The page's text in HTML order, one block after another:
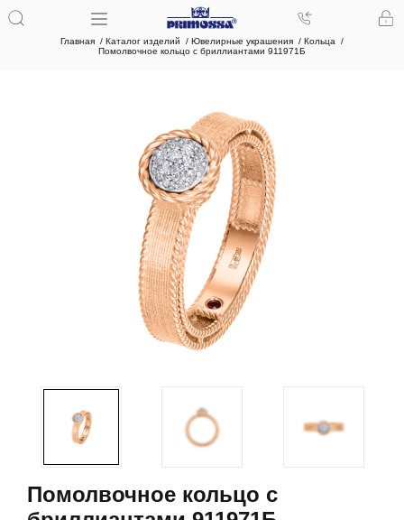
Главная Каталог изделий Ювелирные украшения
Кольца
Помолвочное кольцо с бриллиантами 911971Б
Помолвочное кольцо с